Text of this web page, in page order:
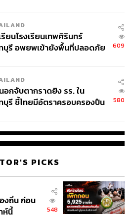
รียนโรงเรียนเทพศิรินทร์
บุรี อพยพเข้ายังพื้นที่ปลอดภัย
609
อกจับตากราดยิง รร. ใน
บุรี ชี้ไทยมีอัตราครอบครองปืน
580
PICKS
งถิ่น ก่อน
ห์นี้
548